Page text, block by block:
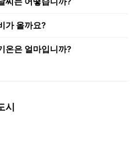
가 올까요?
온은 얼마입니까?
시